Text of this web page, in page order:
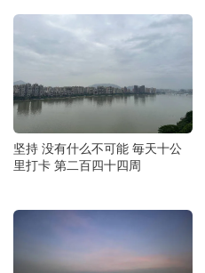
坚持 没有什么不可能 毎天十公
里打卡 第二百四十四周